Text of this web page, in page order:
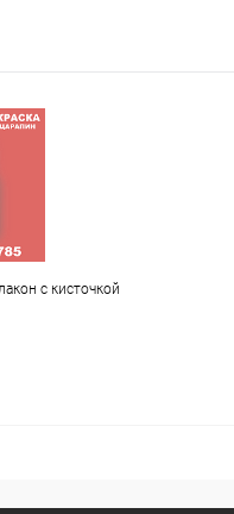
с кисточкой